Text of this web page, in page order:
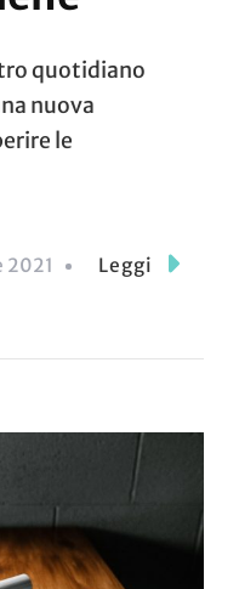
quotidiano
nuova
le
2021 Leggi